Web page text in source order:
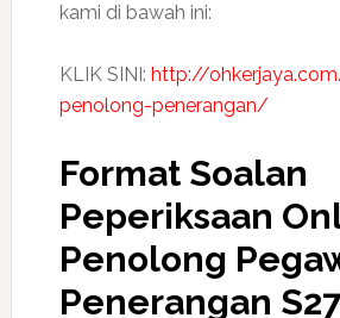
kami di bawah ini:
KLIK SINI: http://
penolong-penerangan/
Format Soalan
Peperiksaan
Penolong
Penerangan